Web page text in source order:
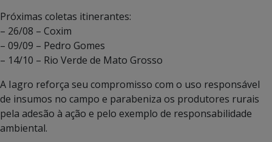
Próximas coletas itinerantes:
– 26/08 – Coxim
– 09/09 – Pedro Gomes
– 14/10 – Rio Verde de Mato Grosso
A Iagro reforça seu compromisso com o uso responsável
de insumos no campo e parabeniza os produtores rurais
pela adesão à ação e pelo exemplo de responsabilidade
ambiental.